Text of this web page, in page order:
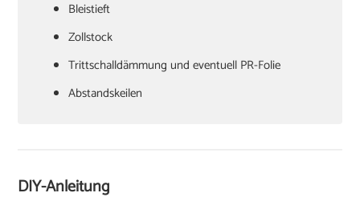
Bleistieft
Zollstock
Trittschalldämmung und eventuell PR-Folie
Abstandskeilen
Winkel
DIY-Anleitung